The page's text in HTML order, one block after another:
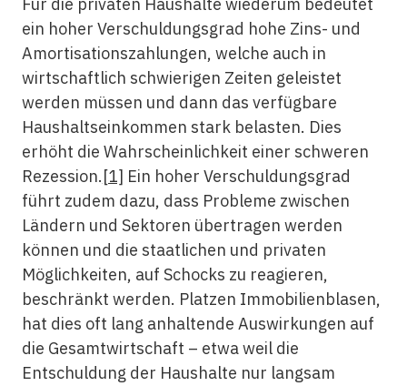
ein hoher Verschuldungsgrad hohe Zins- und
Amortisationszahlungen, welche auch in
wirtschaftlich schwierigen Zeiten geleistet
werden müssen und dann das verfügbare
Haushaltseinkommen stark belasten. Dies
erhöht die Wahrscheinlichkeit einer schweren
Rezession.[1] Ein hoher Verschuldungsgrad
führt zudem dazu, dass Probleme zwischen
Ländern und Sektoren übertragen werden
können und die staatlichen und privaten
Möglichkeiten, auf Schocks zu reagieren,
beschränkt werden. Platzen Immobilienblasen,
hat dies oft lang anhaltende Auswirkungen auf
die Gesamtwirtschaft – etwa weil die
Entschuldung der Haushalte nur langsam